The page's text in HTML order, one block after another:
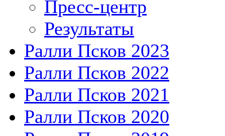
Пресс-центр
Результаты
Ралли Псков 2023
Ралли Псков 2022
Ралли Псков 2021
Ралли Псков 2020